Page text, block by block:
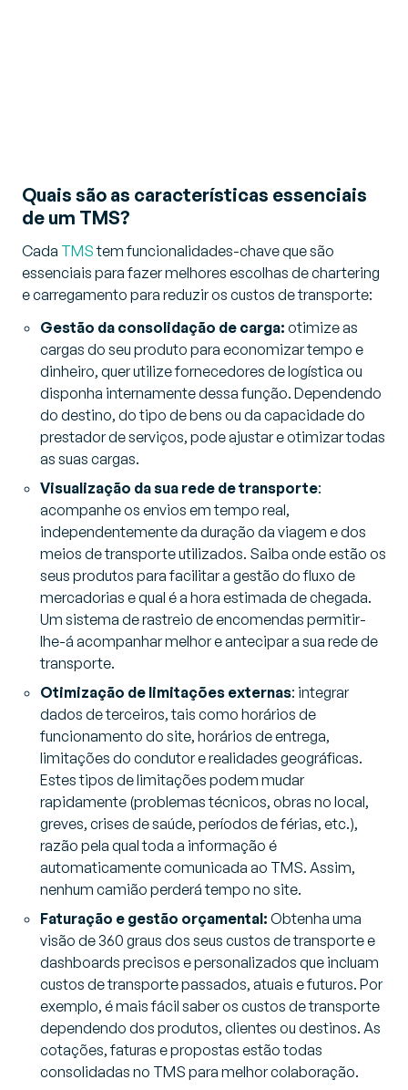
Quais são as características essenciais
de um TMS?
Cada TMStem funcionalidades-chave que são
essenciais para fazer melhores escolhas de chartering
e carregamento para reduzir os custos de transporte:
Gestão da consolidação de carga: otimize as
cargas do seu produto para economizar tempo e
dinheiro, quer utilize fornecedores de logística ou
disponha internamente dessa função. Dependendo
do destino, do tipo de bens ou da capacidade do
prestador de serviços, pode ajustar e otimizar todas
as suas cargas.
Visualização da sua rede de transporte:
acompanhe os envios em tempo real,
independentemente da duração da viagem e dos
meios de transporte utilizados. Saiba onde estão os
seus produtos para facilitar a gestão do fluxo de
mercadorias e qual é a hora estimada de chegada.
Um sistema de rastreio de encomendas permitir-
lhe-á acompanhar melhor e antecipar a sua rede de
transporte.
Otimização de limitações externas: integrar
dados de terceiros, tais como horários de
funcionamento do site, horários de entrega,
limitações do condutor e realidades geográficas.
Estes tipos de limitações podem mudar
rapidamente (problemas técnicos, obras no local,
greves, crises de saúde, períodos de férias, etc.),
razão pela qual toda a informação é
automaticamente comunicada ao TMS. Assim,
nenhum camião perderá tempo no site.
Faturação e gestão orçamental: Obtenha uma
visão de 360 graus dos seus custos de transporte e
dashboards precisos e personalizados que incluam
custos de transporte passados, atuais e futuros. Por
exemplo, é mais fácil saber os custos de transporte
dependendo dos produtos, clientes ou destinos. As
cotações, faturas e propostas estão todas
consolidadas no TMS para melhor colaboração.